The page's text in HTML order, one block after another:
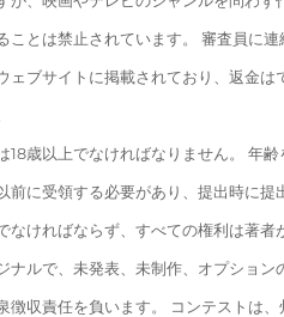
とは禁止されています。 審査員に
ブサイトに掲載されており、返金は
18歳以上でなければなりません。 年
前に受領する必要があり、提出時に
ければならず、すべての権利は著者
ルで、未発表、未制作、オプショ
収責任を負います。 コンテストは